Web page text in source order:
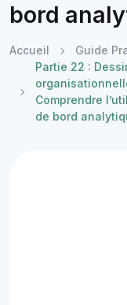
bord
Accueil
Guide
Partie 22 :
Comprendre
de bord